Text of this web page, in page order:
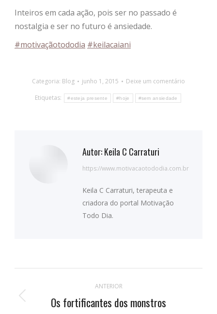
Inteiros em cada ação, pois ser no passado é
nostalgia e ser no futuro é ansiedade.
#‎motivaçãotododia‬ #‎keilacaiani‬
Categoria: Blog junho 1, 2015
Deixe um comentário
Etiquetas:
#esteja presente #hoje #sem ansiedade
Autor:Keila C Carraturi
https://www.motivacaotododia.com.br
Keila C Carraturi, terapeuta e
criadora do portal Motivação
Todo Dia.
de
ANTERIOR
Publicação
Os fortificantes dos monstros